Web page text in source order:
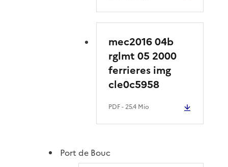
mec2016 04b
rglmt 05 2000
ferrieres img
cle0c5958
PDF- 25.4 Mio
Port de Bouc